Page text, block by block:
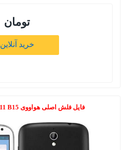
تومان
خرید آنلاین
فایل فلش اصلی هواووی HUAWEI G610-T11 B15